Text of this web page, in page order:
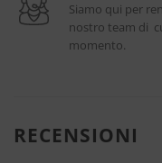
Siamo qui per
nostro team di
momento.
RECENSIONI